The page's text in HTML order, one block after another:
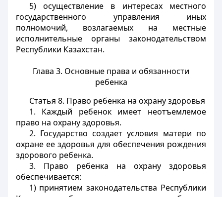
5) осуществление в интересах местного
государственного управления иных
полномочий, возлагаемых на местные
исполнительные органы законодательством
Республики Казахстан.
Глава 3. Основные права и обязанности
ребенка
Статья 8. Право ребенка на охрану здоровья
1. Каждый ребенок имеет неотъемлемое
право на охрану здоровья.
2. Государство создает условия матери по
охране ее здоровья для обеспечения рождения
здорового ребенка.
3. Право ребенка на охрану здоровья
обеспечивается:
1) принятием законодательства Республики